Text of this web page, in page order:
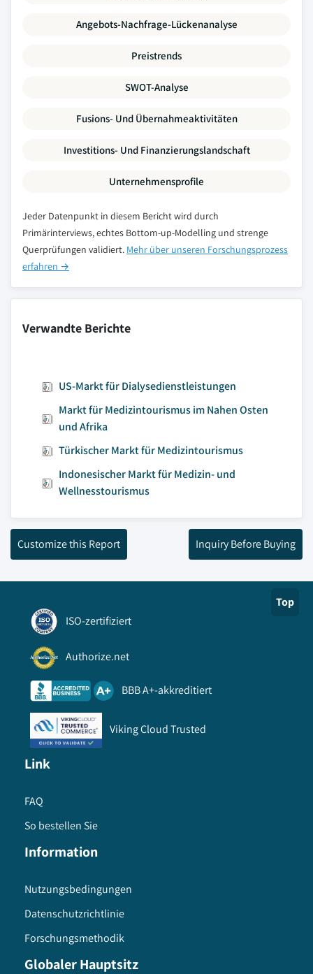
Angebots-Nachfrage-Lückenanalyse
Preistrends
SWOT-Analyse
Fusions- Und Übernahmeaktivitäten
Investitions- Und Finanzierungslandschaft
Unternehmensprofile
Jeder Datenpunkt in diesem Bericht wird durch
Primärinterviews, echtes Bottom-up-Modelling und strenge
Querprüfungen validiert. Mehr über unseren Forschungsprozess
erfahren →
Verwandte Berichte
US-Markt für Dialysedienstleistungen
Markt für Medizintourismus im Nahen Osten
und Afrika
Türkischer Markt für Medizintourismus
Indonesischer Markt für Medizin- und
Wellnesstourismus
Customize this Report Inquiry Before Buying
Top
ISO-zertifiziert
Authorize.net
BBB A+-akkreditiert
Viking Cloud Trusted
Link
FAQ
So bestellen Sie
Information
Nutzungsbedingungen
Datenschutzrichtlinie
Forschungsmethodik
Globaler Hauptsitz